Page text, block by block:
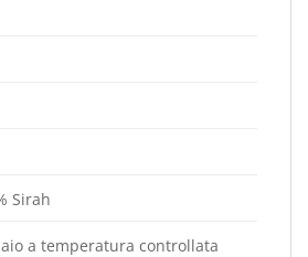
Sirah
a temperatura controllata